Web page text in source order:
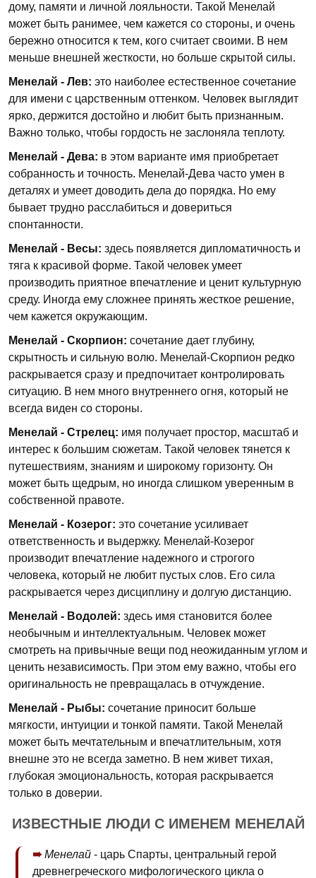
дому, памяти и личной лояльности. Такой Менелай
может быть ранимее, чем кажется со стороны, и очень
бережно относится к тем, кого считает своими. В нем
меньше внешней жесткости, но больше скрытой силы.
Менелай - Лев: это наиболее естественное сочетание
для имени с царственным оттенком. Человек выглядит
ярко, держится достойно и любит быть признанным.
Важно только, чтобы гордость не заслоняла теплоту.
Менелай - Дева: в этом варианте имя приобретает
собранность и точность. Менелай-Дева часто умен в
деталях и умеет доводить дела до порядка. Но ему
бывает трудно расслабиться и довериться
спонтанности.
Менелай - Весы: здесь появляется дипломатичность и
тяга к красивой форме. Такой человек умеет
производить приятное впечатление и ценит культурную
среду. Иногда ему сложнее принять жесткое решение,
чем кажется окружающим.
Менелай - Скорпион: сочетание дает глубину,
скрытность и сильную волю. Менелай-Скорпион редко
раскрывается сразу и предпочитает контролировать
ситуацию. В нем много внутреннего огня, который не
всегда виден со стороны.
Менелай - Стрелец: имя получает простор, масштаб и
интерес к большим сюжетам. Такой человек тянется к
путешествиям, знаниям и широкому горизонту. Он
может быть щедрым, но иногда слишком уверенным в
собственной правоте.
Менелай - Козерог: это сочетание усиливает
ответственность и выдержку. Менелай-Козерог
производит впечатление надежного и строгого
человека, который не любит пустых слов. Его сила
раскрывается через дисциплину и долгую дистанцию.
Менелай - Водолей: здесь имя становится более
необычным и интеллектуальным. Человек может
смотреть на привычные вещи под неожиданным углом и
ценить независимость. При этом ему важно, чтобы его
оригинальность не превращалась в отчуждение.
Менелай - Рыбы: сочетание приносит больше
мягкости, интуиции и тонкой памяти. Такой Менелай
может быть мечтательным и впечатлительным, хотя
внешне это не всегда заметно. В нем живет тихая,
глубокая эмоциональность, которая раскрывается
только в доверии.
ИЗВЕСТНЫЕ ЛЮДИ С ИМЕНЕМ МЕНЕЛАЙ
Менелай - царь Спарты, центральный герой
древнегреческого мифологического цикла о